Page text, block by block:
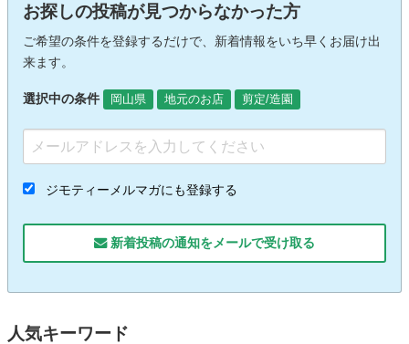
お探しの投稿が見つからなかった方
ご希望の条件を登録するだけで、新着情報をいち早くお届け出
来ます。
選択中の条件 岡山県 地元のお店 剪定/造園
ジモティーメルマガにも登録する
新着投稿の通知をメールで受け取る
人気キーワード